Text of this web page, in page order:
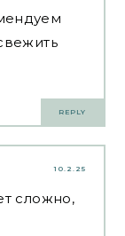
REPLY
10.2.25
сложно,